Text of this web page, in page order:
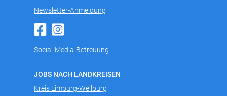
Newsletter-Anmeldung
Social-Media-Betreuung
JOBS NACH LANDKREISEN
Kreis Limburg-Weilburg